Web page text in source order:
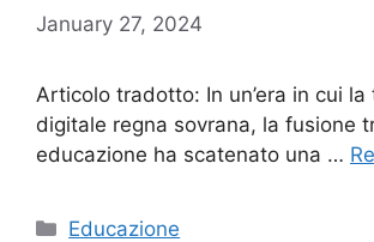
January 27, 2024
Articolo tradotto: In un’era in cui la
digitale regna sovrana, la fusione
educazione ha scatenato una …
Categories
Educazione